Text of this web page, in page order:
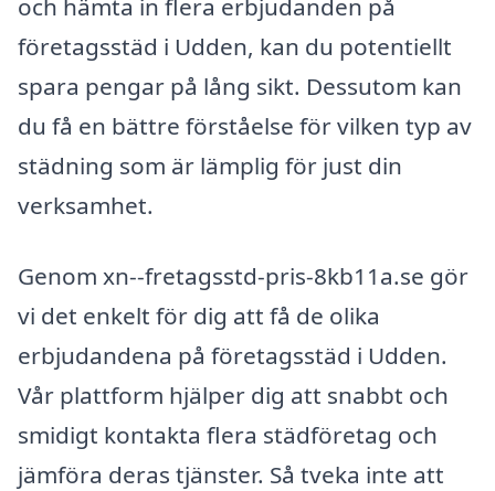
och hämta in flera erbjudanden på
företagsstäd i Udden, kan du potentiellt
spara pengar på lång sikt. Dessutom kan
du få en bättre förståelse för vilken typ av
städning som är lämplig för just din
verksamhet.
Genom xn--fretagsstd-pris-8kb11a.se gör
vi det enkelt för dig att få de olika
erbjudandena på företagsstäd i Udden.
Vår plattform hjälper dig att snabbt och
smidigt kontakta flera städföretag och
jämföra deras tjänster. Så tveka inte att